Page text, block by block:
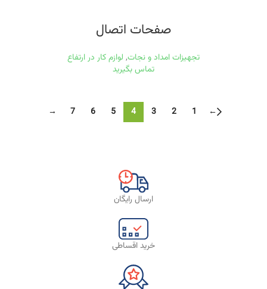
صفحات اتصال
تجهیزات امداد و نجات, لوازم کار در ارتفاع
تماس بگیرید
←
1
2
3
4
5
6
7
→
ارسال رایگان
خرید اقساطی